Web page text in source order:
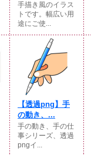
手描き風のイラス
トです。幅広い用
途にご使...
【透過png】手
の動き、...
手の動き、手の仕
事シリーズ、透過
pngイ...